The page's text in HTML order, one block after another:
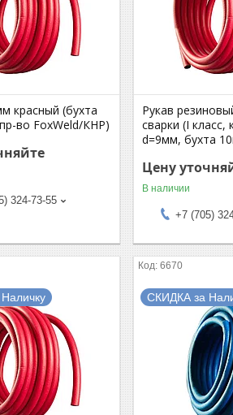
красный (бухта
во FoxWeld/КНР)
324-73-55
Рукав
сварки (I класс,
d=9мм, бухта
Цену
В наличии
+7 (705)
6670
СКИДКА за